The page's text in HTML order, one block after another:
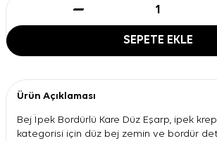
SEPETE EKLE
Ürün Açıklaması
Bej İpek Bordürlü Kare Düz Eşarp, ipek
kategorisi için düz bej zemin ve bordür